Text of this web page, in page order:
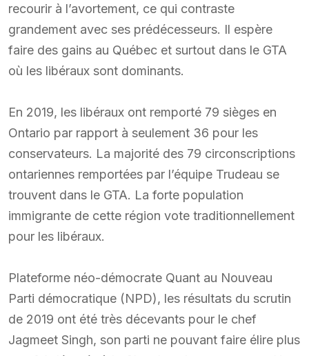
recourir à l’avortement, ce qui contraste
grandement avec ses prédécesseurs. Il espère
faire des gains au Québec et surtout dans le GTA
où les libéraux sont dominants.
En 2019, les libéraux ont remporté 79 sièges en
Ontario par rapport à seulement 36 pour les
conservateurs. La majorité des 79 circonscriptions
ontariennes remportées par l’équipe Trudeau se
trouvent dans le GTA. La forte population
immigrante de cette région vote traditionnellement
pour les libéraux.
Plateforme néo-démocrate Quant au Nouveau
Parti démocratique (NPD), les résultats du scrutin
de 2019 ont été très décevants pour le chef
Jagmeet Singh, son parti ne pouvant faire élire plus